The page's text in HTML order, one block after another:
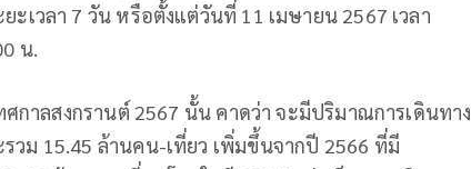
เวลา 7 วัน หรือตั้งแต่วันที่ 11 เมษายน 2567 เวลา
น.
ศกาลสงกรานต์ 2567 นั้น คาดว่า จะมีปริมาณการเดินทาง
ม 15.45 ล้านคน-เที่ยว เพิ่มขึ้นจากปี 2566 ที่มี